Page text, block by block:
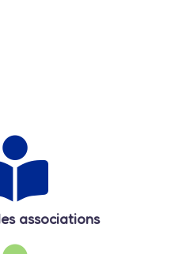
associations